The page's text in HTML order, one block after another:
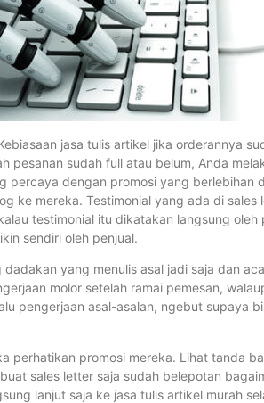
jasa tulis artikel jika orderannya
pesanan sudah full atau belum, Anda
dengan promosi yang berlebihan
ke mereka. Testimonial yang ada di
testimonial itu dikatakan langsung
sendiri oleh penjual.
yang menulis asal jadi saja dan
molor setelah ramai pemesan,
pengerjaan asal-asalan, ngebut supaya
perhatikan promosi mereka. Lihat tanda
sales letter saja sudah belepotan
lanjut saja ke jasa tulis artikel murah